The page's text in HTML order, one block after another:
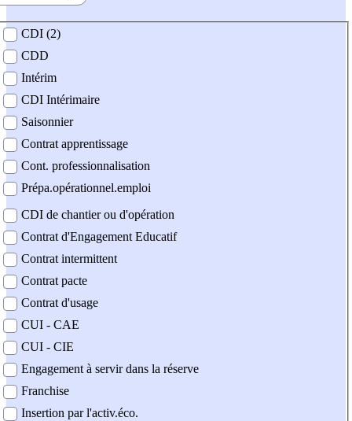
contrat
CDI (2)
CDD
Intérim
CDI Intérimaire
Saisonnier
Contrat apprentissage
Cont. professionnalisation
Prépa.opérationnel.emploi
CDI de chantier ou d'opération
Contrat d'Engagement Educatif
Contrat intermittent
Contrat pacte
Contrat d'usage
CUI - CAE
CUI - CIE
Engagement à servir dans la réserve
Franchise
Insertion par l'activ.éco.